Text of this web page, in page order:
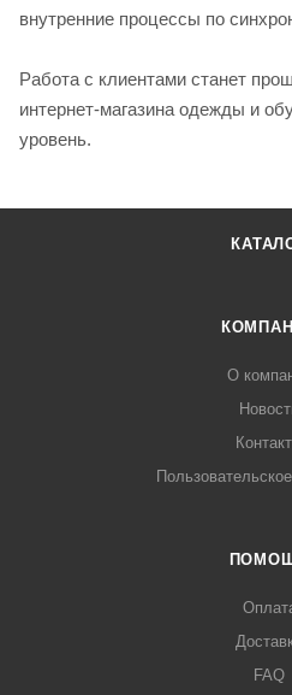
внутренние процессы по
Работа с клиентами станет
интернет-магазина одежды и
уровень.
О
FAQ